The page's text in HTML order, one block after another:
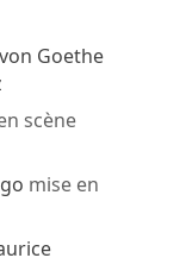
Goethe
scène
mise en